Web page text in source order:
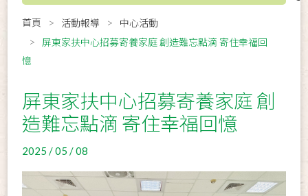
首頁 活動報導
中心活動
屏東家扶中心招募寄養家庭 創造難忘點滴 寄住幸福回
憶
屏東家扶中心招募寄養家庭 創
造難忘點滴 寄住幸福回憶
2025 / 05 / 08